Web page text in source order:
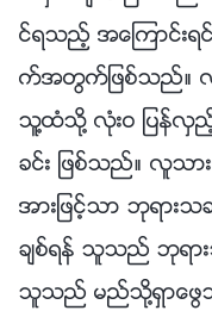
င္ရသည့္ အေၾကာင္း
က္အတြက္ျဖစ္သည္။ လူ
သူ႔ထံသို႔ လုံးဝ ျပန္လွ
ခင္း ျဖစ္သည္။ လူသာ
အားျဖင့္သာ ဘုရား
ခ်စ္ရန္ သူသည္ ဘုရား
သူသည္ မည္သို႔ရွာေဖ